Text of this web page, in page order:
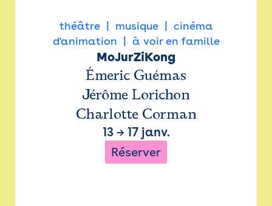
théâtre musique
cinéma
d'animation
à voir en famille
MoJurZiKong
Émeric Guémas
Jérôme Lorichon
Charlotte Corman
13→ 17 janv.
Réserver